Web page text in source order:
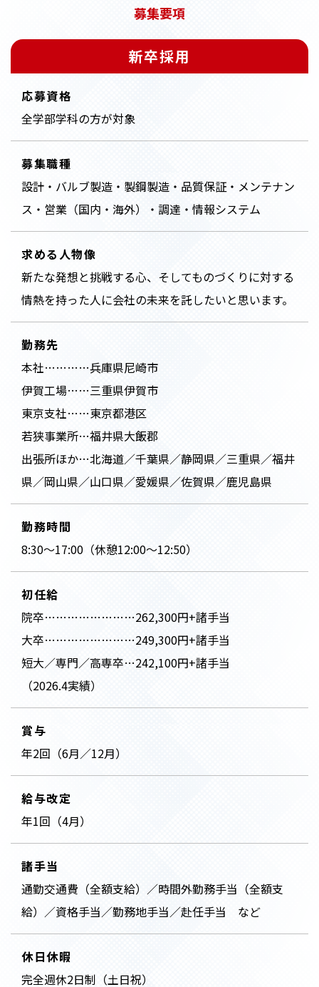
募集要項
新卒採用
応募資格
全学部学科の方が対象
募集職種
設計・バルブ製造・製鋼製造・品質保証・メンテナン
ス・営業（国内・海外）・調達・情報システム
求める人物像
新たな発想と挑戦する心、そしてものづくりに対する
情熱を持った人に会社の未来を託したいと思います。
勤務先
本社…………兵庫県尼崎市
伊賀工場……三重県伊賀市
東京支社……東京都港区
若狭事業所…福井県大飯郡
出張所ほか…北海道／千葉県／静岡県／三重県／福井
県／岡山県／山口県／愛媛県／佐賀県／鹿児島県
勤務時間
8:30～17:00（休憩12:00～12:50）
初任給
院卒……………………262,300円+諸手当
大卒……………………249,300円+諸手当
短大／専門／高専卒…242,100円+諸手当
（2026.4実績）
賞与
年2回（6月／12月）
給与改定
年1回（4月）
諸手当
通勤交通費（全額支給）／時間外勤務手当（全額支
給）／資格手当／勤務地手当／赴任手当 など
休日休暇
完全週休2日制（土日祝）